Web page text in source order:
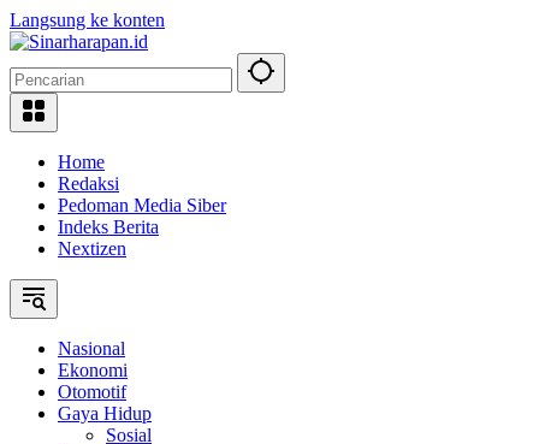
Langsung ke konten
Home
Redaksi
Pedoman Media Siber
Indeks Berita
Nextizen
Nasional
Ekonomi
Otomotif
Gaya Hidup
Sosial